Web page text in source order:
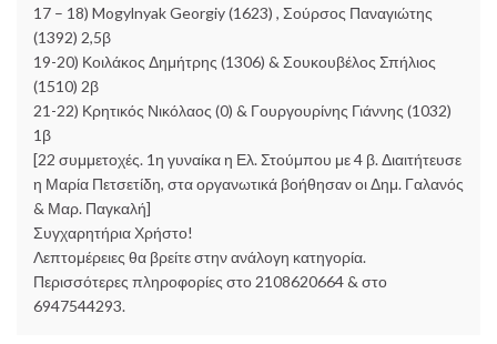
17 – 18) Mogylnyak Georgiy (1623) , Σούρσος Παναγιώτης
(1392) 2,5β
19-20) Κοιλάκος Δημήτρης (1306) & Σουκουβέλος Σπήλιος
(1510) 2β
21-22) Κρητικός Νικόλαος (0) & Γουργουρίνης Γιάννης (1032)
1β
[22 συμμετοχές. 1η γυναίκα η Ελ. Στούμπου με 4 β. Διαιτήτευσε
η Μαρία Πετσετίδη, στα οργανωτικά βοήθησαν οι Δημ. Γαλανός
& Μαρ. Παγκαλή]
Συγχαρητήρια Χρήστο!
Λεπτομέρειες θα βρείτε στην ανάλογη κατηγορία.
Περισσότερες πληροφορίες στο 2108620664 & στο
6947544293.